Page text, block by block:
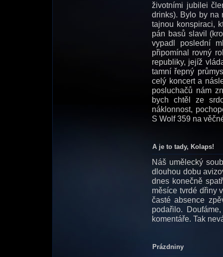
životními jubilei
drinks). Bylo by na
tajnou konspiraci,
pán basů slavil
vypadl poslední
připomínal rovný
republiky, jejíž
tamní řepný
celý koncert a
posluchačů nám
bych chtěl ze
náklonnost,
S Wolf 359 na
A je to tady, Kolaps!
Náš umělecký
dlouhou dobu
dnes konečně
měsíce tvrdé dřiny
časté absence
podařilo.
komentáře. Tak
Prázdniny